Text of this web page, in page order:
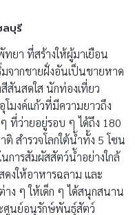
ลบุรี
ยา ที่สร้างให้ผู้มาเยือน
มจากชายฝั่งอันเป็นชายหาด
สันสดใส นักท่องเที่ยว
มงค์แก้วที่มีความยาวถึง
ที่ว่ายอยู่รอบ ๆ ได้ถึง 180
สำรวจโลกใต้น้ำทั้ง 5 โซน
การสัมผัสสัตว์น้ำอย่างใกล้
งให้อาหารฉลาม และ
ง ๆ ให้เด็ก ๆ ได้สนุกสนาน
ศูนย์อนุรักษ์พันธุ์สัตว์